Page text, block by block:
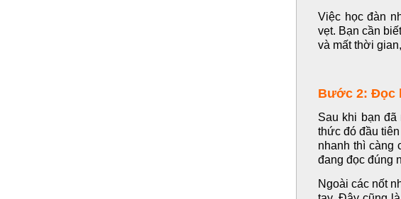
Việc học đàn
vẹt. Bạn cần
và mất thời
Bước 2: Đọc
Sau khi bạn
thức đó đầu
nhanh thì càng
đang đọc đúng
Ngoài các nốt